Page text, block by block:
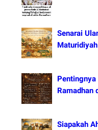
Senarai
Maturidiyah
Pentingnya
Ramadhan
Siapakah